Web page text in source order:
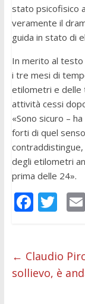
stato psicofisico
veramente il
guida in stato di
In merito al
i tre mesi di
etilometri e delle
attività cessi
«Sono sicuro –
forti di quel
degli etilometri
prima delle 24».
F
b
o
T
er
← Claudio
sollievo, è